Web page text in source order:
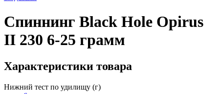
Спиннинг Black Hole Opirus
II 230 6-25 грамм
Характеристики товара
Нижний тест по удилищу (г)